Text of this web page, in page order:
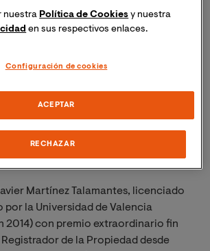
sesión: Digitalización – Un registro del
Martínez Talamantes, licenciado
por la Universidad de Valencia
2014) con premio extraordinario fin
de la Propiedad desde
nuestra Política de Cookies y nuestra
en sus respectivos enlaces.
Configuración de cookies
RECHAZAR
ACEPTAR